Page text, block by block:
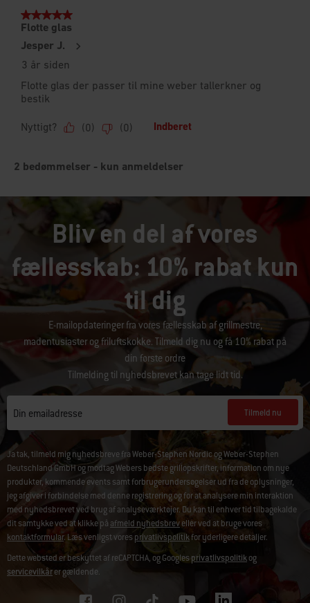
Bliv en del af vores
fællesskab: 10% rabat kun
til dig
E-mailopdateringer fra vores fællesskab af grillmestre,
madentusiaster og friluftskokke. Tilmeld dig nu og få 10% rabat på
din første ordre
Tilmelding til nyhedsbrevet kan tage lidt tid.
Din emailadresse Tilmeld nu
Ja tak, tilmeld mig nyhedsbreve fra Weber-Stephen Nordic og Weber-Stephen
Deutschland GmbH og modtag Webers bedste grillopskrifter, information om nye
produkter, kommende events samt forbrugerundersøgelser ud fra de oplysninger,
jeg afgiver i forbindelse med denne registrering og for at analysere min interaktion
med nyhedsbrevet ved brug af analyseværktøjer. Du kan til enhver tid tilbagekalde
dit samtykke ved at klikke på afmeld nyhedsbreveller ved at bruge vores
kontaktformular. Læs venligst voresprivatlivspolitikfor yderligere detaljer.
Dette websted er beskyttet af reCAPTCHA, og Googlesprivatlivspolitikog
servicevilkårer gældende.